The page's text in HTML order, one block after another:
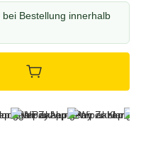
bei Bestellung innerhalb